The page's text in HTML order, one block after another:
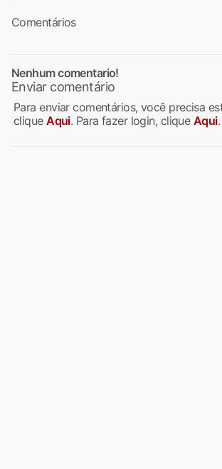
Comentários
Nenhum comentario!
Enviar comentário
Para enviar comentários, você precisa
cliqueAqui. Para fazer login, clique Aqui.